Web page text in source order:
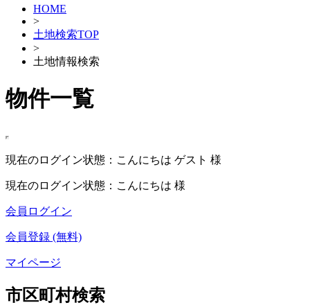
HOME
>
土地検索TOP
>
土地情報検索
物件一覧
現在のログイン状態：こんにちは ゲスト 様
現在のログイン状態：こんにちは 様
会員ログイン
会員登録 (無料)
マイページ
市区町村検索